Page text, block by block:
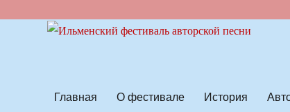
Главная О фестивале История